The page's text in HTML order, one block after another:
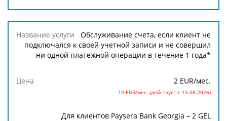
Обслуживание счета, если клиент не
подключался к своей учетной записи и не совершил
ни одной платежной операции в течение 1 года*
2 EUR/мес.
10 EUR/мес. (действует с 15.08.2026)
Для клиентов Paysera Bank Georgia – 2 GEL